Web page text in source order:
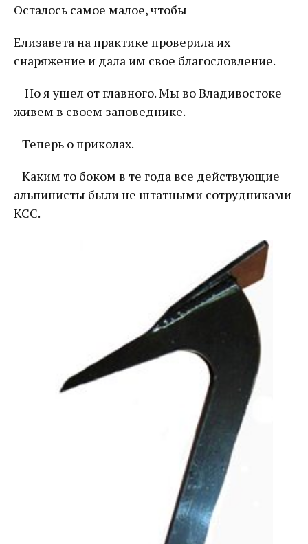
Осталось самое малое, чтобы
Елизавета на практике проверила их
снаряжение и дала им свое благословление.
Но я ушел от главного. Мы во Владивостоке
живем в своем заповеднике.
Теперь о приколах.
Каким то боком в те года все действующие
альпинисты были не штатными сотрудниками
КСС.